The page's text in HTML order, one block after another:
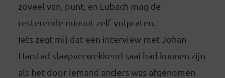
zoveel van, punt, en Lubach mag de
resterende minuut zelf volpraten.
Iets zegt mij dat een interview met Johan
Harstad slaapverwekkend saai had kunnen zijn
als het door iemand anders was afgenomen